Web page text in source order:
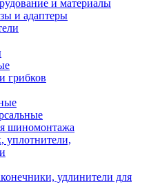
и материалы
и адаптеры
грибков
шиномонтажа
уплотнители,
удлинители для